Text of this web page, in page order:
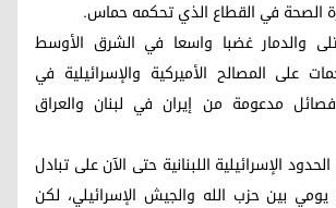
الصحة في القطاع الذي تحكمه حماس.
والدمار غضبا واسعا في الشرق الأوسط
على المصالح الأميركية والإسرائيلية في
مدعومة من إيران في لبنان والعراق
الإسرائيلية اللبنانية حتى الآن على تبادل
بين حزب الله والجيش الإسرائيلي، لكن